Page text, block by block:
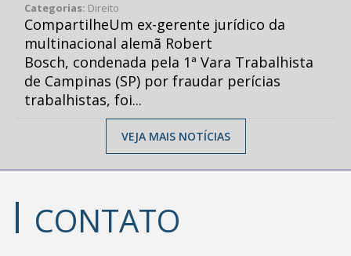
Categorias: Direito
CompartilheUm ex-gerente jurídico da
multinacional alemã Robert
Bosch, condenada pela 1ª Vara Trabalhista
de Campinas (SP) por fraudar perícias
trabalhistas, foi...
VEJA MAIS NOTÍCIAS
CONTATO